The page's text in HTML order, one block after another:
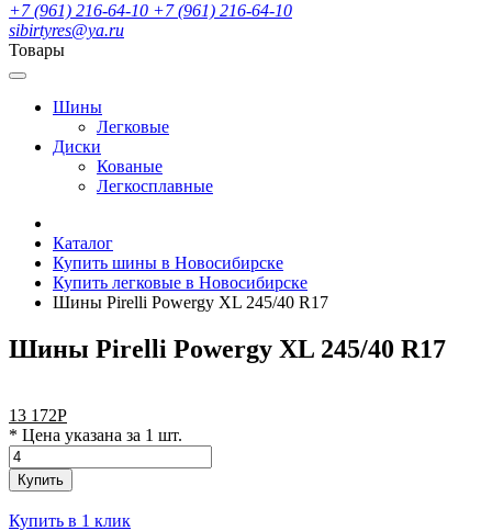
+7 (961) 216-64-10 +7 (961) 216-64-10
sibirtyres@ya.ru
Товары
Шины
Легковые
Диски
Кованые
Легкосплавные
Каталог
Купить шины в Новосибирске
Купить легковые в Новосибирске
Шины Pirelli Powergy XL 245/40 R17
Шины Pirelli Powergy XL 245/40 R17
13 172Р
* Цена указана за 1 шт.
Купить
Купить в 1 клик